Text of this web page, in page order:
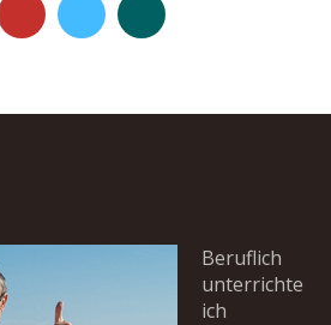
Beruflich
unterrichte
ich